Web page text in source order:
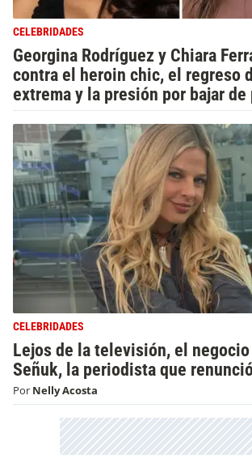
CELEBRIDADES
Georgina Rodríguez y Chiara
contra el heroin chic, el regreso
extrema y la presión por bajar de
CELEBRIDADES
Lejos de la televisión, el
Señuk, la periodista que
Por Nelly Acosta